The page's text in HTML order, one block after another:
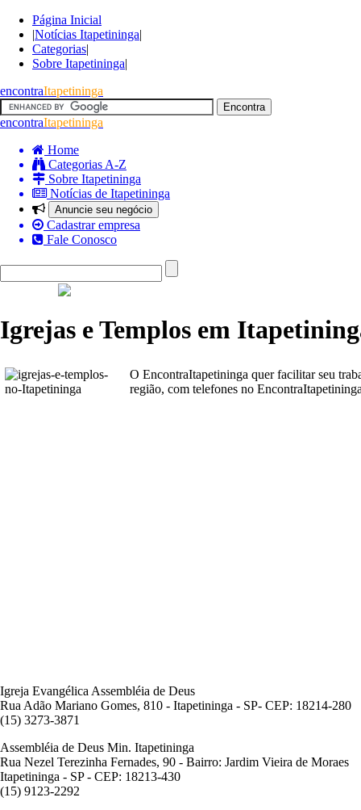
Página Inicial
|Notícias Itapetininga|
Categorias|
Sobre Itapetininga|
encontraItapetininga
encontraItapetininga
Home
Categorias A-Z
Sobre Itapetininga
Notícias de Itapetininga
Anuncie seu negócio
Cadastrar empresa
Fale Conosco
Igrejas e Templos em
O EncontraItapetininga quer facilitar seu
região, com telefones no
Igreja Evangélica Assembléia de Deus
Rua Adão Mariano Gomes, 810 - Itapetininga - SP- CEP: 18214-280
(15) 3273-3871
Assembléia de Deus Min. Itapetininga
Rua Nezel Terezinha Fernades, 90 - Bairro: Jardim Vieira de Moraes
Itapetininga - SP - CEP: 18213-430
(15) 9123-2292